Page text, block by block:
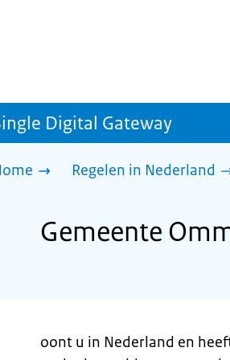
Digital Gateway
Regelen in Nederland
Gemeente
oont u in Nederland en